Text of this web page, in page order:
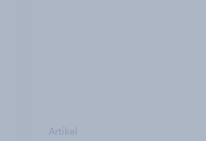
Artikel